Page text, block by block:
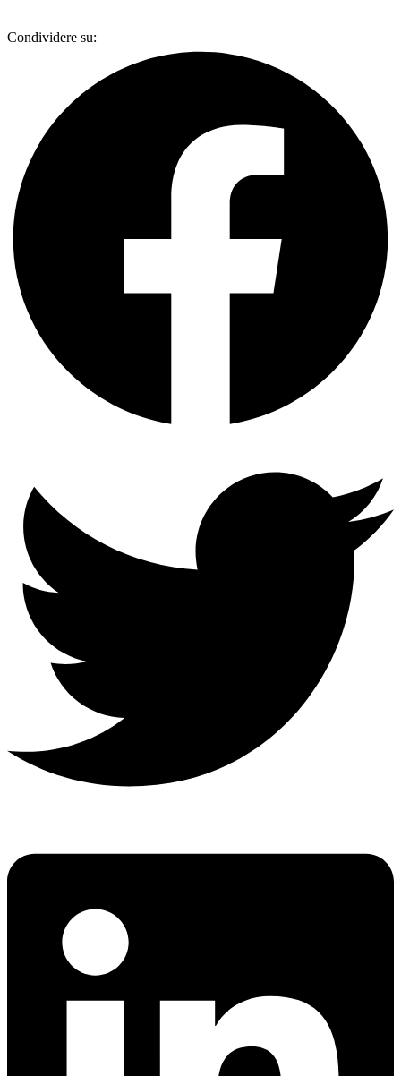
Condividere su: